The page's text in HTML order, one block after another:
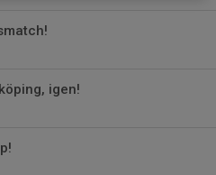
igen!